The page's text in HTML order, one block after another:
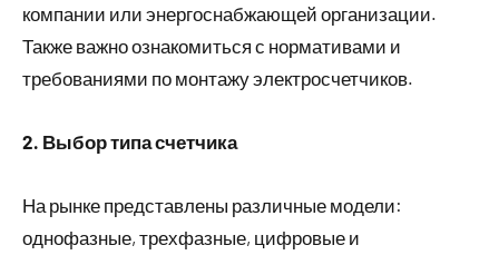
компании или энергоснабжающей организации.
Также важно ознакомиться с нормативами и
требованиями по монтажу электросчетчиков.
2. Выбор типа счетчика
На рынке представлены различные модели:
однофазные, трехфазные, цифровые и